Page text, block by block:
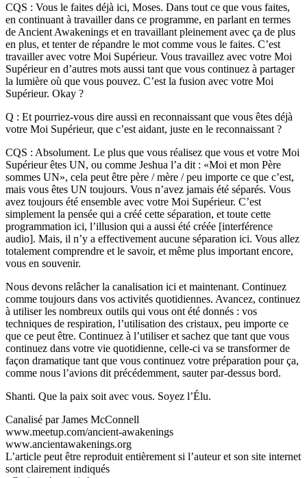
CQS : Vous le faites déjà ici, Moses. Dans tout ce que vous faites,
en continuant à travailler dans ce programme, en parlant en termes
de Ancient Awakenings et en travaillant pleinement avec ça de plus
en plus, et tenter de répandre le mot comme vous le faites. C’est
travailler avec votre Moi Supérieur. Vous travaillez avec votre Moi
Supérieur en d’autres mots aussi tant que vous continuez à partager
la lumière où que vous pouvez. C’est la fusion avec votre Moi
Supérieur. Okay ?
Q : Et pourriez-vous dire aussi en reconnaissant que vous êtes déjà
votre Moi Supérieur, que c’est aidant, juste en le reconnaissant ?
CQS : Absolument. Le plus que vous réalisez que vous et votre Moi
Supérieur êtes UN, ou comme Jeshua l’a dit : «Moi et mon Père
sommes UN», cela peut être père / mère / peu importe ce que c’est,
mais vous êtes UN toujours. Vous n’avez jamais été séparés. Vous
avez toujours été ensemble avec votre Moi Supérieur. C’est
simplement la pensée qui a créé cette séparation, et toute cette
programmation ici, l’illusion qui a aussi été créée [interférence
audio]. Mais, il n’y a effectivement aucune séparation ici. Vous allez
totalement comprendre et le savoir, et même plus important encore,
vous en souvenir.
Nous devons relâcher la canalisation ici et maintenant. Continuez
comme toujours dans vos activités quotidiennes. Avancez, continuez
à utiliser les nombreux outils qui vous ont été donnés : vos
techniques de respiration, l’utilisation des cristaux, peu importe ce
que ce peut être. Continuez à l’utiliser et sachez que tant que vous
continuez dans votre vie quotidienne, celle-ci va se transformer de
façon dramatique tant que vous continuez votre préparation pour ça,
comme nous l’avions dit précédemment, sauter par-dessus bord.
Shanti. Que la paix soit avec vous. Soyez l’Élu.
Canalisé par James McConnell
www.meetup.com/ancient-awakenings
www.ancientawakenings.org
L’article peut être reproduit entièrement si l’auteur et son site internet
sont clairement indiqués